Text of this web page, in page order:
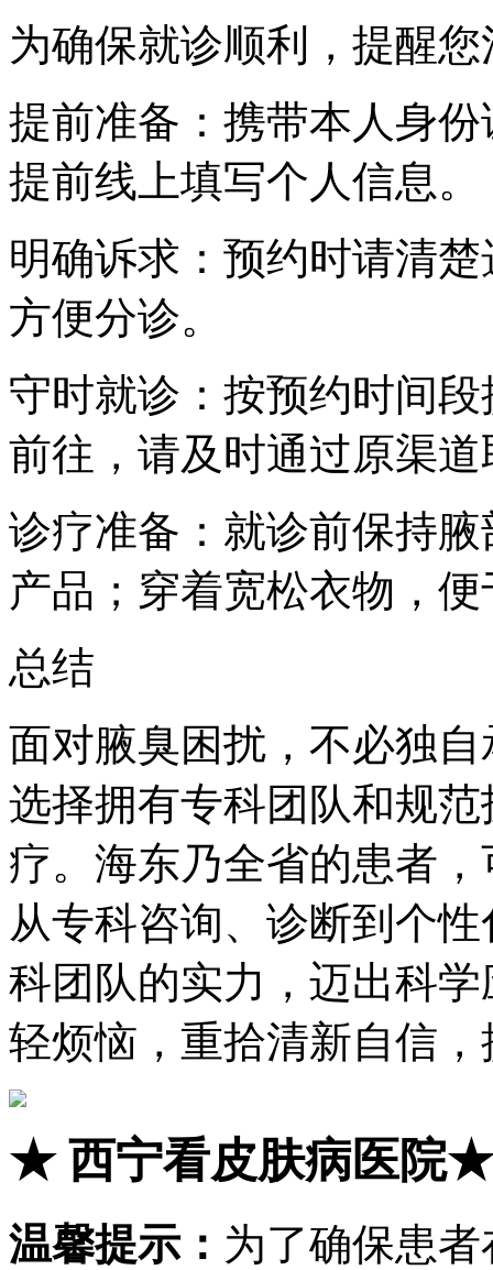
为确保就诊顺利，提醒
提前准备：携带本人身
提前线上填写个人信息。
明确诉求：预约时请清
方便分诊。
守时就诊：按预约时间
前往，请及时通过原渠
诊疗准备：就诊前保持
产品；穿着宽松衣物，
总结
面对腋臭困扰，不必独
选择拥有专科团队和规
疗。海东乃全省的患者
从专科咨询、诊断到个
科团队的实力，迈出科
轻烦恼，重拾清新自信
★西宁看皮肤病医院★
温馨提示： 为了确保患